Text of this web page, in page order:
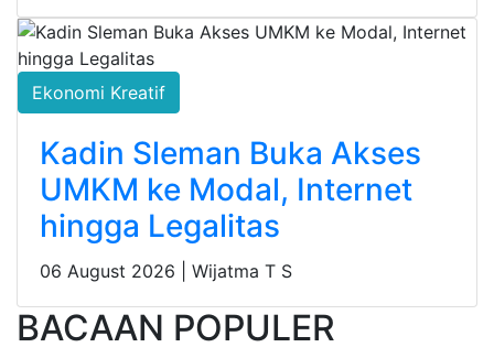
Ekonomi Kreatif
Kadin Sleman Buka Akses
UMKM ke Modal, Internet
hingga Legalitas
06 August 2026 | Wijatma T S
BACAAN POPULER